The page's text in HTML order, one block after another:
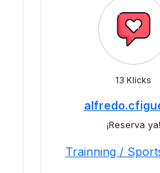
13 Klicks
¡Reserva ya!
Trainning /